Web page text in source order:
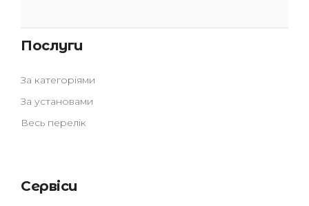
Послуги
За категоріями
За установами
Весь перелік
Сервіси